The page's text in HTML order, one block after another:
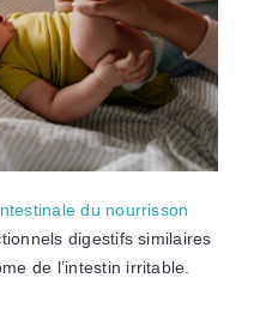
du nourrisson
digestifs similaires
de l’intestin irritable.